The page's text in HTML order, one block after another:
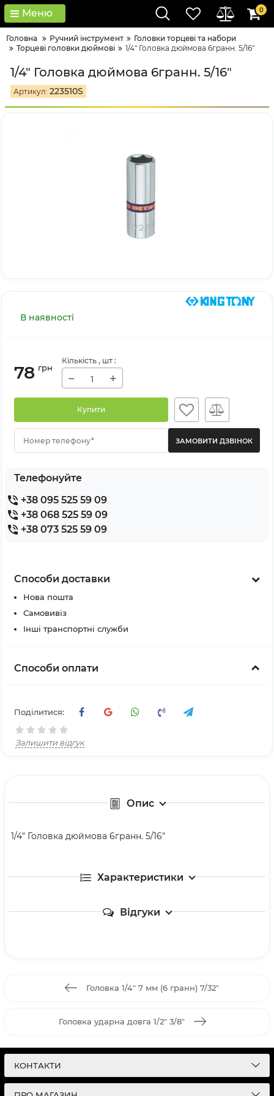
Меню 0
Головна Ручний інструмент
Головки тopцeві тa нaбopи
Торцеві головки дюймові
1/4" Головка дюймова 6гранн. 5/16"
1/4" Головка дюймова 6гранн. 5/16"
Артикул: 223510S
В наявності
78 грн
Кількість , шт :
− +
Купити
Номер телефону*
Телефонуйте
+38 095 525 59 09
+38 068 525 59 09
+38 073 525 59 09
Способи доставки
Нова пошта
Самовивіз
Інші транспортні служби
Способи оплати
Поділитися:
Залишити відгук
Опис
1/4" Головка дюймова 6гранн. 5/16"
Характеристики
Відгуки
Головка 1/4" 7 мм (6 гранн) 7/32"
Головка ударна довга 1/2" 3/8"
КОНТАКТИ